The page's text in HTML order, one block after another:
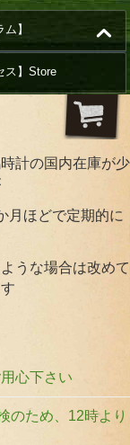
】
ス】Store
計の国内在庫が少
月ほどで定期的に
うな場合は改めて
心下さい
のため、12時より